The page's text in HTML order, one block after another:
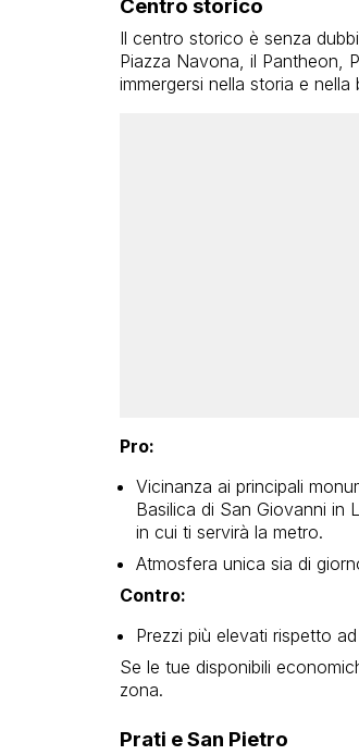
Centro storico
Il centro storico è senza
Piazza Navona, il Pantheon,
immergersi nella storia e nella
Pro:
Vicinanza ai principali
Basilica di San Giovanni in
in cui ti servirà la metro.
Atmosfera unica sia di
Contro:
Prezzi più elevati rispetto
Se le tue disponibili
zona.
Prati e San Pietro